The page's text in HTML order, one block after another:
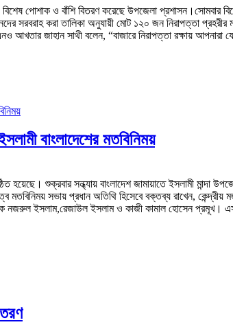
বিশেষ পোশাক ও বাঁশি বিতরণ করেছে উপজেলা
সরবরাহ করা তালিকা অনুযায়ী মোট ১২০ জন নিরাপত্তা
জাহান সাথী বলেন, “বাজারে নিরাপত্তা রক্ষায় আপনারা
বাংলাদেশের মতবিনিময়
হয়েছে। শুক্রবার সন্ধ্যায় বাংলাদেশ জামায়াতে ইসলামী মান্দা
সভায় প্রধান অতিথি হিসেবে বক্তব্য রাখেন,
নজরুল ইসলাম,রেজাউল ইসলাম ও কাজী কামাল হোসেন প্রমূখ।